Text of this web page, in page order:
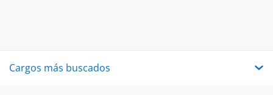
Cargos más buscados